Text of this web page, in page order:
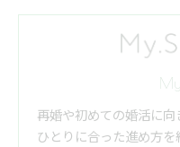
再婚や初めての婚活に
ひとりに合った進め方